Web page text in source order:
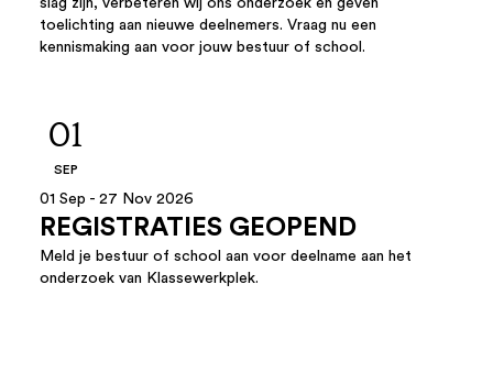
toelichting aan nieuwe deelnemers. Vraag nu een
kennismaking aan voor jouw bestuur of school.
01
SEP
01 Sep - 27 Nov 2026
REGISTRATIES GEOPEND
Meld je bestuur of school aan voor deelname aan het
onderzoek van Klassewerkplek.